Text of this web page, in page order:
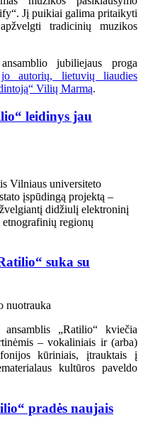
Jį puikiai galima pritaikyti
tradicinių muzikos
jubiliejaus proga
autorių, lietuvių liaudies
Vilių Marmą.
leidinys jau
Vilniaus universiteto
įspūdingą projektą –
didžiulį elektroninį
regionų
suka su
„Ratilio“ kviečia
– vokaliniais ir (arba)
kūriniais, įtrauktais į
kultūros paveldo
pradės naujais